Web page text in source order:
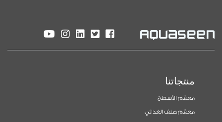
منتجاتنا
معقم الأسطح
معقم صنف الغذائي